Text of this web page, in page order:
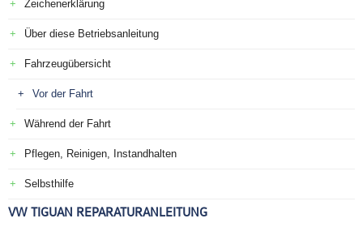
Zeichenerklärung
Über diese Betriebsanleitung
Fahrzeugübersicht
Vor der Fahrt
Während der Fahrt
Pflegen, Reinigen, Instandhalten
Selbsthilfe
VW TIGUAN REPARATURANLEITUNG